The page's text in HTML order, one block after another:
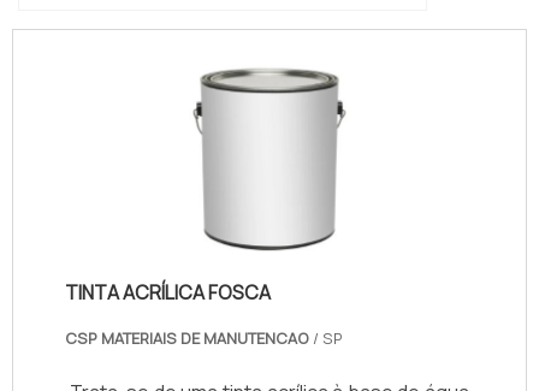
TINTA ACRÍLICA FOSCA
CSP MATERIAIS DE MANUTENCAO / SP